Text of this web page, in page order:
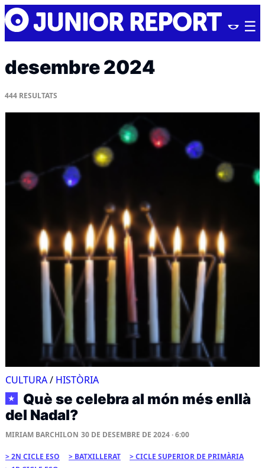
Skip
to
content
Junior
Report
desembre 2024
444 RESULTATS
CULTURA/ HISTÒRIA
★
Què se celebra al món més enllà
del Nadal?
MIRIAM BARCHILON 30 DE DESEMBRE DE 2024 · 6:00
2N CICLE ESO BATXILLERAT
CICLE SUPERIOR DE PRIMÀRIA